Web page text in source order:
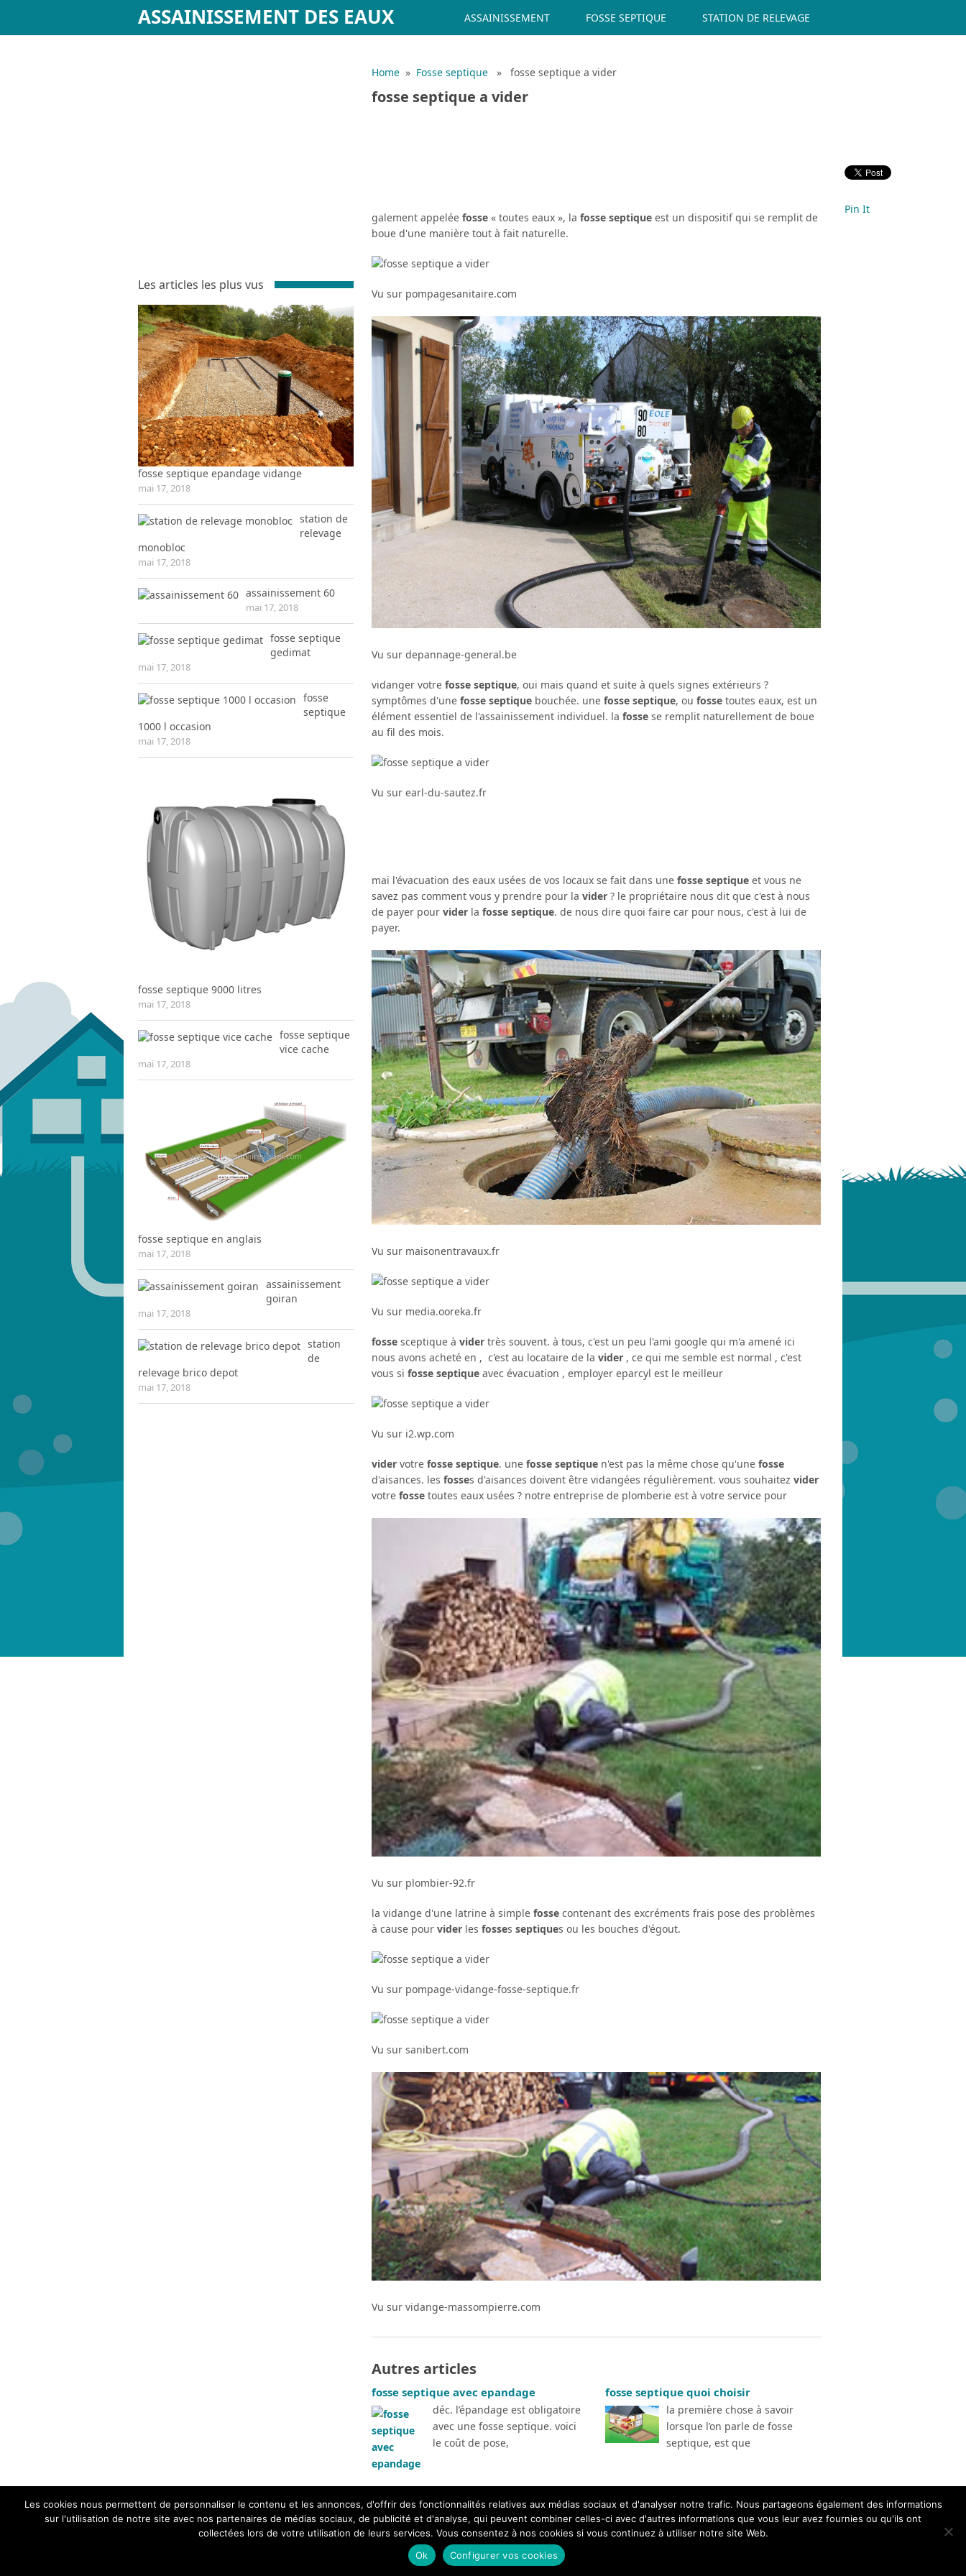
ASSAINISSEMENT DES EAUX ASSAINISSEMENT FOSSE SEPTIQUE STATION DE RELEVAGE
Home » Fosse septique » fosse septique a vider
fosse septique a vider
galement appelée fosse « toutes eaux », la fosse septique est un dispositif qui se remplit de
boue d'une manière tout à fait naturelle.
Vu sur pompagesanitaire.com
Vu sur depannage-general.be
vidanger votre fosse septique, oui mais quand et suite à quels signes extérieurs ?
symptômes d'une fosse septique bouchée. une fosse septique, ou fosse toutes eaux, est un
élément essentiel de l'assainissement individuel. la fosse se remplit naturellement de boue
au fil des mois.
Vu sur earl-du-sautez.fr
mai l'évacuation des eaux usées de vos locaux se fait dans une fosse septique et vous ne
savez pas comment vous y prendre pour la vider ? le propriétaire nous dit que c'est à nous
de payer pour vider la fosse septique. de nous dire quoi faire car pour nous, c'est à lui de
payer.
Vu sur maisonentravaux.fr
Vu sur media.ooreka.fr
fosse sceptique à vider très souvent. à tous, c'est un peu l'ami google qui m'a amené ici
nous avons acheté en , c'est au locataire de la vider , ce qui me semble est normal , c'est
vous si fosse septique avec évacuation , employer eparcyl est le meilleur
Vu sur i2.wp.com
vider votre fosse septique. une fosse septique n'est pas la même chose qu'une fosse
d'aisances. les fosses d'aisances doivent être vidangées régulièrement. vous souhaitez vider
votre fosse toutes eaux usées ? notre entreprise de plomberie est à votre service pour
Vu sur plombier-92.fr
la vidange d'une latrine à simple fosse contenant des excréments frais pose des problèmes
à cause pour vider les fosses septiques ou les bouches d'égout.
Vu sur pompage-vidange-fosse-septique.fr
Vu sur sanibert.com
Vu sur vidange-massompierre.com
Pin It
Autres articles
fosse septique avec epandage
déc. l’épandage est obligatoire
avec une fosse septique. voici
le coût de pose,
fosse septique quoi choisir
la première chose à savoir
lorsque l’on parle de fosse
septique, est que
Les articles les plus vus
fosse septique epandage vidange
mai 17, 2018
station de
relevage
monobloc
mai 17, 2018
assainissement 60
mai 17, 2018
fosse septique
gedimat
mai 17, 2018
fosse
septique
1000 l occasion
mai 17, 2018
fosse septique 9000 litres
mai 17, 2018
fosse septique
vice cache
mai 17, 2018
fosse septique en anglais
mai 17, 2018
assainissement
goiran
mai 17, 2018
station
de
relevage brico depot
mai 17, 2018
Les cookies nous permettent de personnaliser le contenu et les annonces, d'offrir des fonctionnalités relatives aux médias sociaux et d'analyser notre trafic. Nous partageons également des informations
sur l'utilisation de notre site avec nos partenaires de médias sociaux, de publicité et d'analyse, qui peuvent combiner celles-ci avec d'autres informations que vous leur avez fournies ou qu'ils ont
collectées lors de votre utilisation de leurs services. Vous consentez à nos cookies si vous continuez à utiliser notre site Web.
Ok
Configurer vos cookies